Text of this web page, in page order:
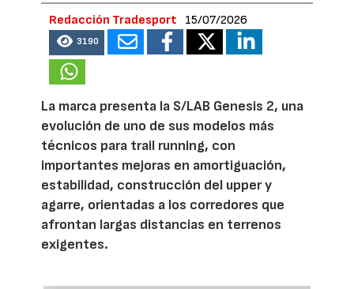
Redacción Tradesport 15/07/2026
3190
La marca presenta la S/LAB Genesis 2, una
evolución de uno de sus modelos más
técnicos para trail running, con
importantes mejoras en amortiguación,
estabilidad, construcción del upper y
agarre, orientadas a los corredores que
afrontan largas distancias en terrenos
exigentes.